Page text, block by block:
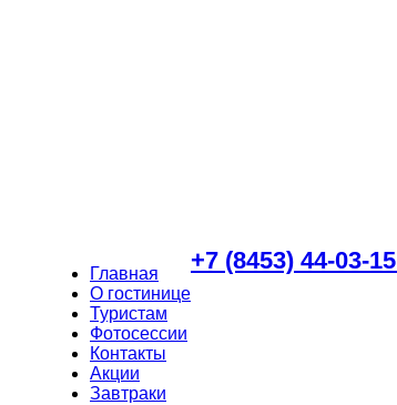
+7 (8453) 44-03-15
Главная
О гостинице
Туристам
Фотосессии
Контакты
Акции
Завтраки